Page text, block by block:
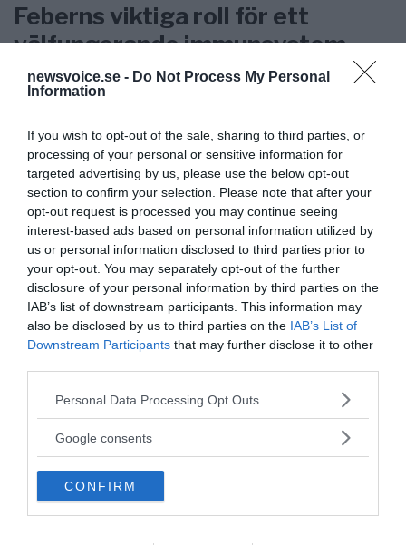
newsvoice.se - Do Not Process My Personal
Information
If you wish to opt-out of the sale, sharing to third parties, or
processing of your personal or sensitive information for
targeted advertising by us, please use the below opt-out
section to confirm your selection. Please note that after your
opt-out request is processed you may continue seeing
interest-based ads based on personal information utilized by
us or personal information disclosed to third parties prior to
your opt-out. You may separately opt-out of the further
disclosure of your personal information by third parties on the
IAB’s list of downstream participants. This information may
also be disclosed by us to third parties on the IAB’s List of
Downstream Participants that may further disclose it to other
Please note that this website/app uses one or more Google
not limited to your visit or usage behaviour. You may click to
use your data for below specified purposes in below Google
consent section.
Personal Data Processing Opt Outs
Google consents
CONFIRM
Feberns viktiga roll för ett
välfungerande immunsystem
ANNONSER